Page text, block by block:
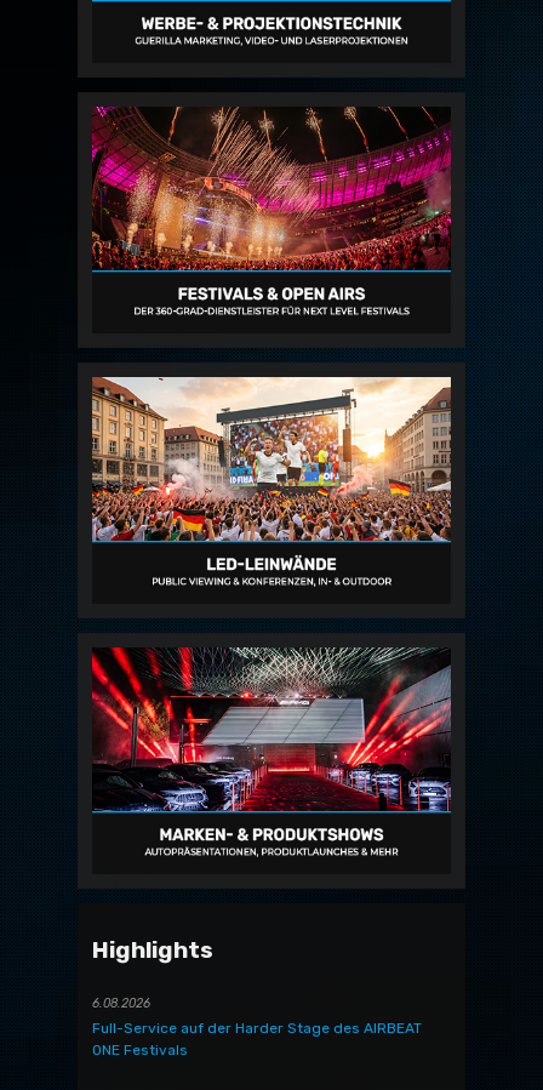
Highlights
6.08.2026
Full-Service auf der Harder Stage des AIRBEAT
ONE Festivals